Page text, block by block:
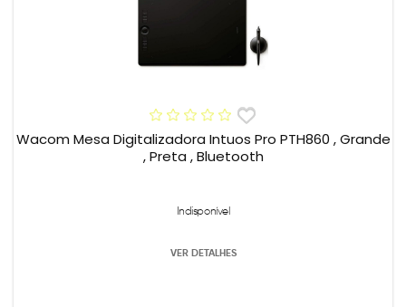
Wacom Mesa Digitalizadora Intuos Pro PTH860 , Grande
, Preta , Bluetooth
Indisponível
VER DETALHES